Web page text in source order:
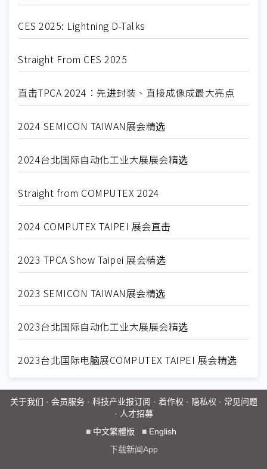
CES 2025: Lightning D-Talks
Straight From CES 2025
直击TPCA 2024：先进封装、直接成像成最大亮点
2024 SEMICON TAIWAN展会精选
2024台北国际自动化工业大展展会精选
Straight from COMPUTEX 2024
2024 COMPUTEX TAIPEI 展会直击
2023 TPCA Show Taipei 展会精选
2023 SEMICON TAIWAN展会精选
2023台北国际自动化工业大展展会精选
2023台北国际电脑展COMPUTEX TAIPEI 展会精选
关于我们 · 会员服务· 科技产业报订阅 · 着作权 · 隐私权 · 常见问题
· 人才招募
■ 中文繁體版 ■ English
下载新闻App